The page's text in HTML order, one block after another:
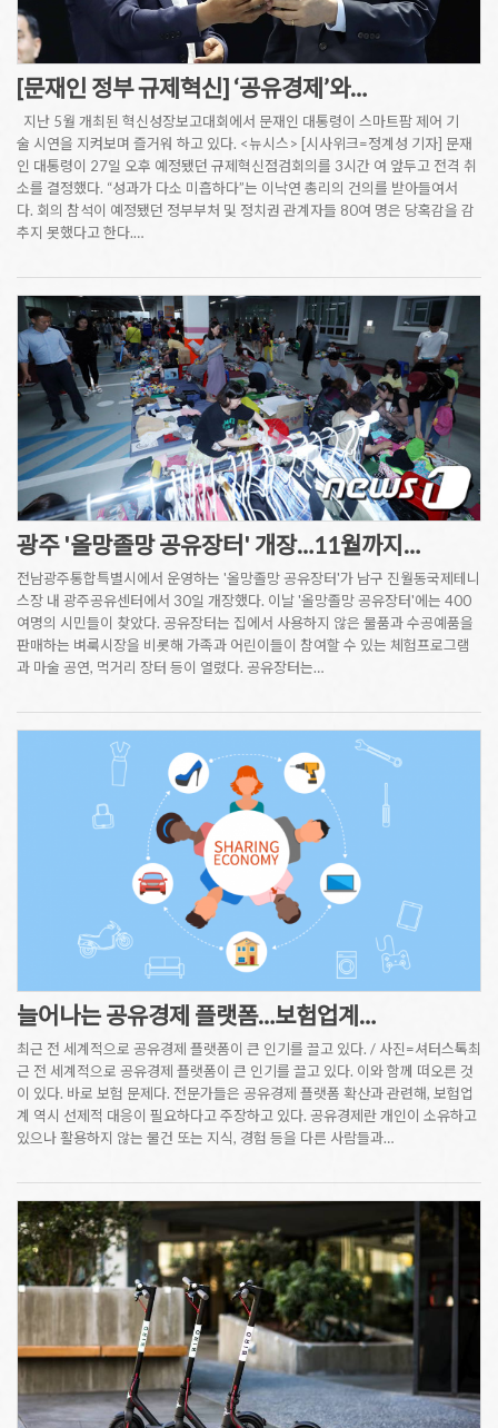
[문재인 정부 규제혁신] ‘공유경제’와…
지난 5월 개최된 혁신성장보고대회에서 문재인 대통령이 스마트팜 제어 기
술 시연을 지켜보며 즐거워 하고 있다. <뉴시스> [시사위크=정계성 기자] 문재
인 대통령이 27일 오후 예정됐던 규제혁신점검회의를 3시간 여 앞두고 전격 취
소를 결정했다. “성과가 다소 미흡하다”는 이낙연 총리의 건의를 받아들여서
다. 회의 참석이 예정됐던 정부부처 및 정치권 관계자들 80여 명은 당혹감을 감
추지 못했다고 한다.…
광주 '올망졸망 공유장터' 개장…11월까지…
전남광주통합특별시에서 운영하는 '올망졸망 공유장터'가 남구 진월동국제테니
스장 내 광주공유센터에서 30일 개장했다. 이날 '올망졸망 공유장터'에는 400
여명의 시민들이 찾았다. 공유장터는 집에서 사용하지 않은 물품과 수공예품을
판매하는 벼룩시장을 비롯해 가족과 어린이들이 참여할 수 있는 체험프로그램
과 마술 공연, 먹거리 장터 등이 열렸다. 공유장터는…
늘어나는 공유경제 플랫폼…보험업계…
최근 전 세계적으로 공유경제 플랫폼이 큰 인기를 끌고 있다. / 사진=셔터스톡최
근 전 세계적으로 공유경제 플랫폼이 큰 인기를 끌고 있다. 이와 함께 떠오른 것
이 있다. 바로 보험 문제다. 전문가들은 공유경제 플랫폼 확산과 관련해, 보험업
계 역시 선제적 대응이 필요하다고 주장하고 있다. 공유경제란 개인이 소유하고
있으나 활용하지 않는 물건 또는 지식, 경험 등을 다른 사람들과…